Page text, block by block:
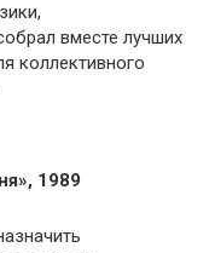
вместе лучших
коллективного
1989